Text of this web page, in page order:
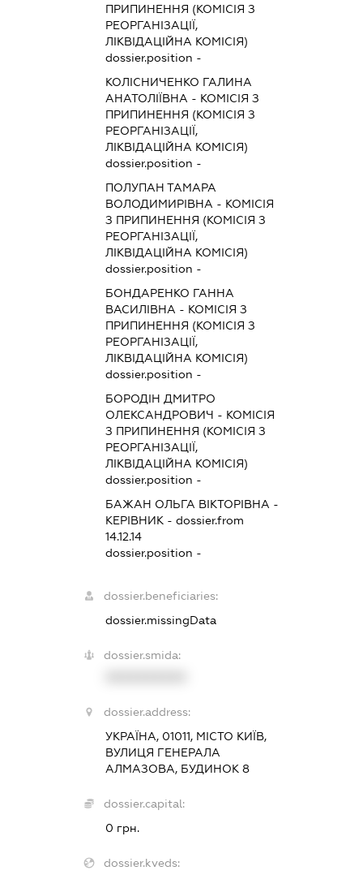
ПРИПИНЕННЯ (КОМІСІЯ З
РЕОРГАНІЗАЦІЇ,
ЛІКВІДАЦІЙНА КОМІСІЯ)
dossier.position -
КОЛІСНИЧЕНКО ГАЛИНА
АНАТОЛІЇВНА - КОМІСІЯ З
ПРИПИНЕННЯ (КОМІСІЯ З
РЕОРГАНІЗАЦІЇ,
ЛІКВІДАЦІЙНА КОМІСІЯ)
dossier.position -
ПОЛУПАН ТАМАРА
ВОЛОДИМИРІВНА - КОМІСІЯ
З ПРИПИНЕННЯ (КОМІСІЯ З
РЕОРГАНІЗАЦІЇ,
ЛІКВІДАЦІЙНА КОМІСІЯ)
dossier.position -
БОНДАРЕНКО ГАННА
ВАСИЛІВНА - КОМІСІЯ З
ПРИПИНЕННЯ (КОМІСІЯ З
РЕОРГАНІЗАЦІЇ,
ЛІКВІДАЦІЙНА КОМІСІЯ)
dossier.position -
БОРОДІН ДМИТРО
ОЛЕКСАНДРОВИЧ - КОМІСІЯ
З ПРИПИНЕННЯ (КОМІСІЯ З
РЕОРГАНІЗАЦІЇ,
ЛІКВІДАЦІЙНА КОМІСІЯ)
dossier.position -
БАЖАН ОЛЬГА ВІКТОРІВНА -
КЕРІВНИК - dossier.from
14.12.14
dossier.position -
dossier.beneficiaries:
dossier.missingData
dossier.smida:
dossier.address:
УКРАЇНА, 01011, МІСТО КИЇВ,
ВУЛИЦЯ ГЕНЕРАЛА
АЛМАЗОВА, БУДИНОК 8
dossier.capital:
0 грн.
dossier.kveds: